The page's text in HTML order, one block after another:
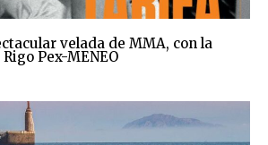
velada de MMA, con la
Pex-MENEO